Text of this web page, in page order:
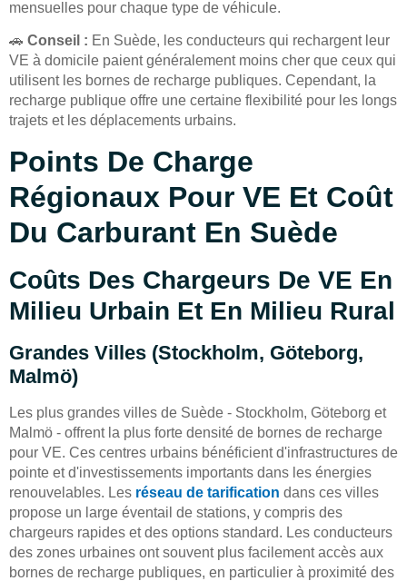
mensuelles pour chaque type de véhicule.
🚗 Conseil : En Suède, les conducteurs qui rechargent leur
VE à domicile paient généralement moins cher que ceux qui
utilisent les bornes de recharge publiques. Cependant, la
recharge publique offre une certaine flexibilité pour les longs
trajets et les déplacements urbains.
Points De Charge
Régionaux Pour VE Et Coût
Du Carburant En Suède
Coûts Des Chargeurs De VE En
Milieu Urbain Et En Milieu Rural
Grandes Villes (Stockholm, Göteborg,
Malmö)
Les plus grandes villes de Suède - Stockholm, Göteborg et
Malmö - offrent la plus forte densité de bornes de recharge
pour VE. Ces centres urbains bénéficient d'infrastructures de
pointe et d'investissements importants dans les énergies
renouvelables. Les réseau de tarification dans ces villes
propose un large éventail de stations, y compris des
chargeurs rapides et des options standard. Les conducteurs
des zones urbaines ont souvent plus facilement accès aux
bornes de recharge publiques, en particulier à proximité des